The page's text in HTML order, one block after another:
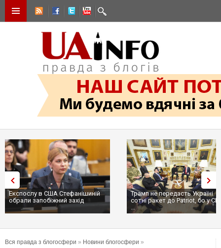
Трамп не передасть Україні
сотні ракет до Patriot, бо у США
...
Вибух у ресторані в
ціллю був головком ВКС
пр...
Вся правда з блогосфери » Новини блогосфери »